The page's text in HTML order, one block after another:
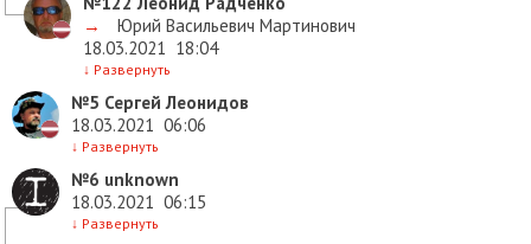
→
Юрий Васильевич Мартинович
18.03.2021 18:04
↓ Развернуть
№5 Сергей Леонидов
18.03.2021 06:06
↓ Развернуть
№6 unknown
18.03.2021 06:15
↓ Развернуть